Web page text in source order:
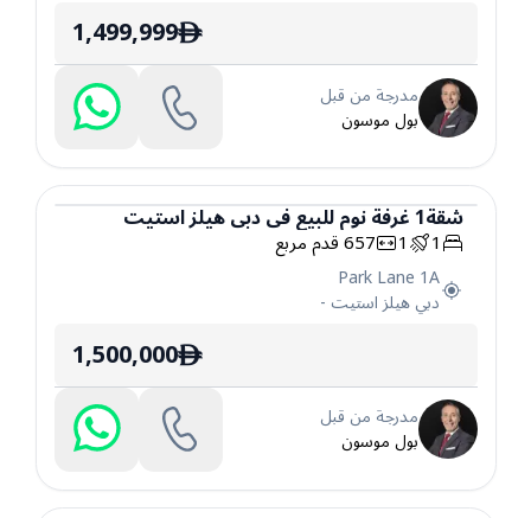
ê
1,499,999
مدرجة من قبل
بول موسون
شقة
شقة1غرفة نومللبيعفيدبي هيلز استيت
1
1
657قدم مربع
Park Lane 1A
دبي هيلز استيت -
ê
1,500,000
مدرجة من قبل
بول موسون